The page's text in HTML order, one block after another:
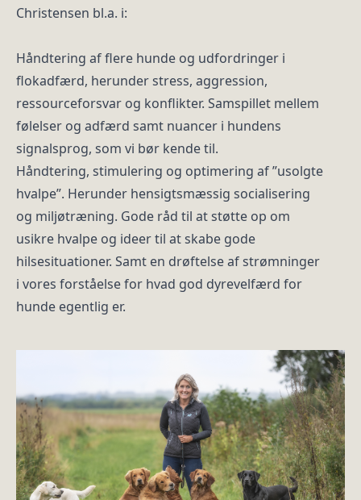
Christensen bl.a. i:
Håndtering af flere hunde og udfordringer i
flokadfærd, herunder stress, aggression,
ressourceforsvar og konflikter. Samspillet mellem
følelser og adfærd samt nuancer i hundens
signalsprog, som vi bør kende til.
Håndtering, stimulering og optimering af ”usolgte
hvalpe”. Herunder hensigtsmæssig socialisering
og miljøtræning. Gode råd til at støtte op om
usikre hvalpe og ideer til at skabe gode
hilsesituationer. Samt en drøftelse af strømninger
i vores forståelse for hvad god dyrevelfærd for
hunde egentlig er.